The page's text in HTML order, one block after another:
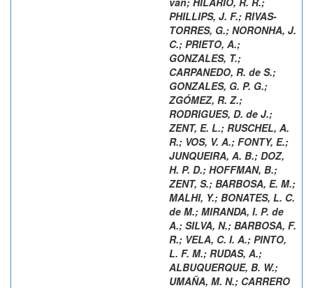
PHILLIPS, J. F.; RIVAS-
TORRES, G.; NORONHA, J.
C.; PRIETO, A.;
GONZALES, T.;
CARPANEDO, R. de S.;
GONZALES, G. P. G.;
ZGÓMEZ, R. Z.;
RODRIGUES, D. de J.;
ZENT, E. L.; RUSCHEL, A.
R.; VOS, V. A.; FONTY, E.;
JUNQUEIRA, A. B.; DOZ,
H. P. D.; HOFFMAN, B.;
ZENT, S.; BARBOSA, E. M.;
MALHI, Y.; BONATES, L. C.
de M.; MIRANDA, I. P. de
A.; SILVA, N.; BARBOSA, F.
R.; VELA, C. I. A.; PINTO,
L. F. M.; RUDAS, A.;
ALBUQUERQUE, B. W.;
UMAÑA, M. N.; CARRERO